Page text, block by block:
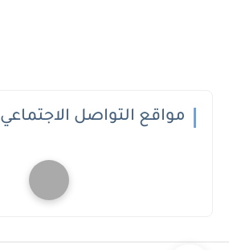
مواقع التواصل الاجتماعي